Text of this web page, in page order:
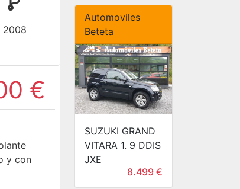
2008
€
y con
Automoviles
Beteta
SUZUKI GRAND
VITARA 1. 9 DDIS
JXE
8.499 €